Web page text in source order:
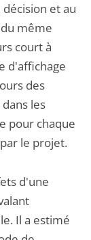
et au
même
court à
d'affichage
des
les
pour chaque
le projet.
d'une
Il a estimé